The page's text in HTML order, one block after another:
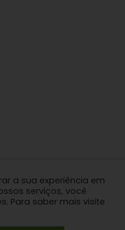
a sua experiência em
serviços, você
Para saber mais visite